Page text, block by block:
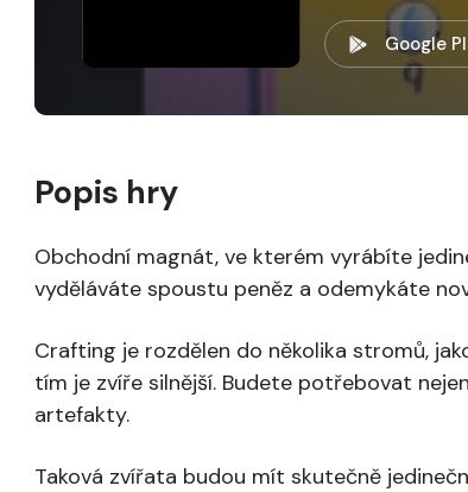
Google
Popis hry
Obchodní magnát, ve kterém vyrábíte
vyděláváte spoustu peněz a odemykáte
Crafting je rozdělen do několika stromů,
tím je zvíře silnější. Budete potřebovat
artefakty.
Taková zvířata budou mít skutečně